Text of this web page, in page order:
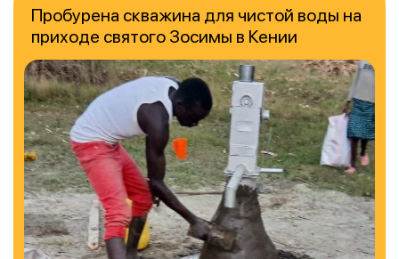
Пробурена скважина для чистой воды на
приходе святого Зосимы в Кении